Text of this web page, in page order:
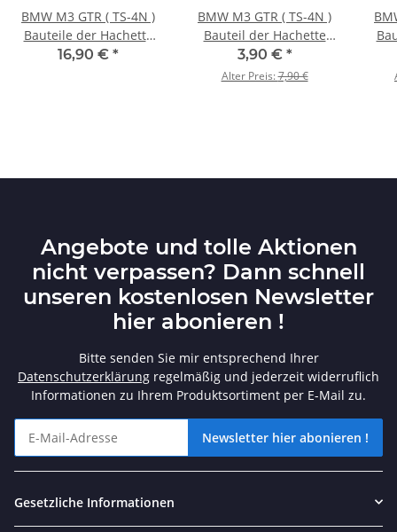
BMW M3 GTR ( TS-4N )
Bauteile der Hachette
Sammelserie Ausgabe
16,90 € *
BMW M3 GTR ( TS-4N )
Bauteil der Hachette
Sammelserie Ausgabe
07, Überrollbügel
3,90 € *
Alter Preis:7,90 €
Angebote und tolle Aktionen
nicht verpassen? Dann schnell
unseren kostenlosen Newsletter
hier abonieren !
Bitte senden Sie mir entsprechend Ihrer
Datenschutzerklärung regelmäßig und jederzeit widerruflich
Informationen zu Ihrem Produktsortiment per E-Mail zu.
Newsletter hier abonieren !
Gesetzliche Informationen